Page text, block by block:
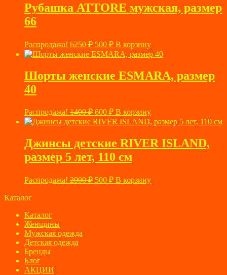
Рубашка ATTORE мужская, размер
66
Распродажа! 6250₽ Первоначальная
цена
составляла
6250 ₽.
500 ₽Текущая
цена:
В корзину
Шорты женские ESMARA, размер
40
Распродажа! 1400₽ Первоначальная
цена
600 ₽Текущая
цена:
В корзину
Джинсы детские RIVER ISLAND,
размер 5 лет, 110 см
Распродажа! 2000₽ Первоначальная
500 ₽Текущая
цена:
В корзину
Каталог
Каталог
Женщины
Мужская одежда
Детская одежда
Бренды
Блог
АКЦИИ